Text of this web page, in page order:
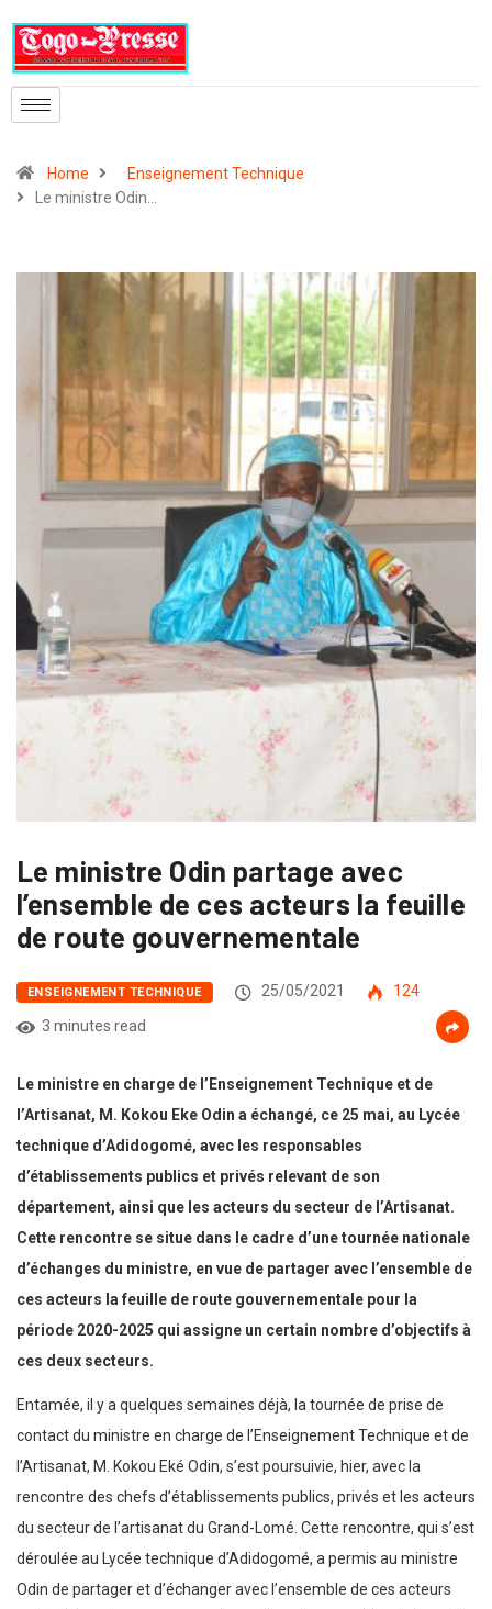
Home
Enseignement Technique
Le ministre Odin…
Le ministre Odin partage avec
l’ensemble de ces acteurs la feuille
de route gouvernementale
ENSEIGNEMENT TECHNIQUE 25/05/2021
124
3 minutes read
Le ministre en charge de l’Enseignement Technique et de
l’Artisanat, M. Kokou Eke Odin a échangé, ce 25 mai, au Lycée
technique d’Adidogomé, avec les responsables
d’établissements publics et privés relevant de son
département, ainsi que les acteurs du secteur de l’Artisanat.
Cette rencontre se situe dans le cadre d’une tournée nationale
d’échanges du ministre, en vue de partager avec l’ensemble de
ces acteurs la feuille de route gouvernementale pour la
période 2020-2025 qui assigne un certain nombre d’objectifs à
ces deux secteurs.
Entamée, il y a quelques semaines déjà, la tournée de prise de
contact du ministre en charge de l’Enseignement Technique et de
l’Artisanat, M. Kokou Eké Odin, s’est poursuivie, hier, avec la
rencontre des chefs d’établissements publics, privés et les acteurs
du secteur de l’artisanat du Grand-Lomé. Cette rencontre, qui s’est
déroulée au Lycée technique d’Adidogomé, a permis au ministre
Odin de partager et d’échanger avec l’ensemble de ces acteurs